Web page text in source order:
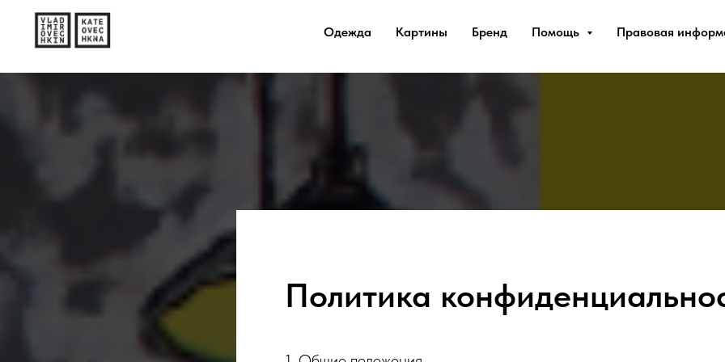
Одежда Картины Бренд Помощь Правовая
Политика